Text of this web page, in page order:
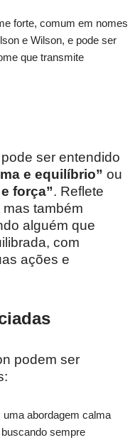
forte, comum em nomes
e Wilson, e pode ser
que transmite
pode ser entendido
e equilíbrio” ou
força”. Reflete
também
alguém que
com
ações e
podem ser
uma abordagem calma
sempre